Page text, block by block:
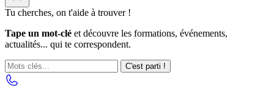
Tu cherches, on t'aide à trouver !
Tape un mot-clé et découvre les formations, événements,
actualités... qui te correspondent.
C'est parti !